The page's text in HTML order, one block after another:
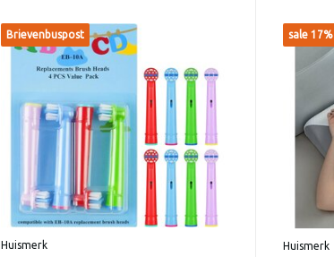
Brievenbuspost
Huismerk
sale 17%
Huismerk